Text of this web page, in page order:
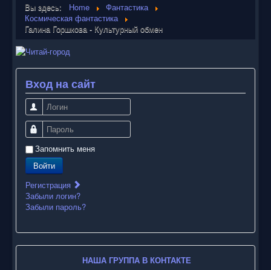
Вы здесь: Home
Фантастика
Космическая фантастика
Галина Горшкова - Культурный обмен
Вход на сайт
Логин
Пароль
Запомнить меня
Войти
Регистрация
Забыли логин?
Забыли пароль?
НАША ГРУППА В КОНТАКТЕ